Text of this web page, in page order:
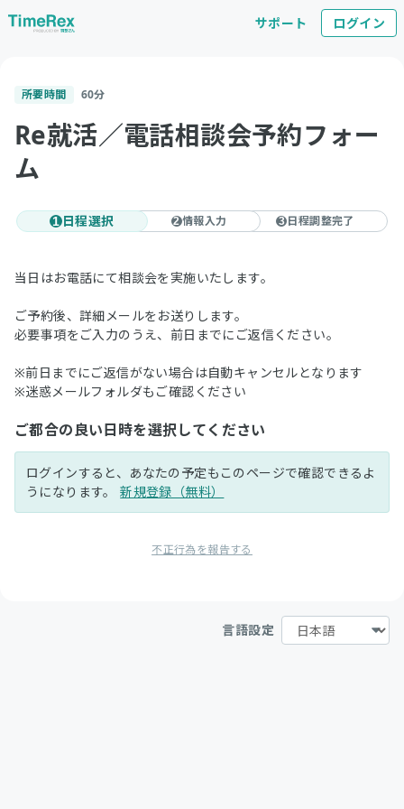
サポート ログイン
所要時間 60分
Re就活／電話相談会予約フォー
ム
1 日程選択 2情報入力 3 日程調整完了
当日はお電話にて相談会を実施いたします。
ご予約後、詳細メールをお送りします。
必要事項をご入力のうえ、前日までにご返信ください。
※前日までにご返信がない場合は自動キャンセルとなります
※迷惑メールフォルダもご確認ください
ご都合の良い日時を選択してください
ログインすると、あなたの予定もこのページで確認できるよ
うになります。新規登録（無料）
不正行為を報告する
言語設定